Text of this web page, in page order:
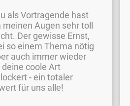
als Vortragende hast
meinen Augen sehr toll
Der gewisse Ernst,
so einem Thema nötig
auch immer wieder
deine coole Art
- ein totaler
für uns alle!